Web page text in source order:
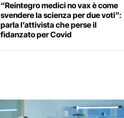
“Reintegro medici no vax è come
svendere la scienza per due voti”:
parla l’attivista che perse il
fidanzato per Covid